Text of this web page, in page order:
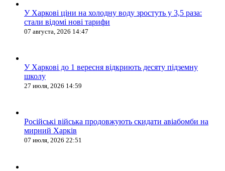
У Харкові ціни на холодну воду зростуть у 3,5 раза:
стали відомі нові тарифи
07 августа, 2026 14:47
У Харкові до 1 вересня відкриють десяту підземну
школу
27 июля, 2026 14:59
Російські війська продовжують скидати авіабомби на
мирний Харків
07 июля, 2026 22:51